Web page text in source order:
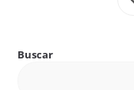
Buscar